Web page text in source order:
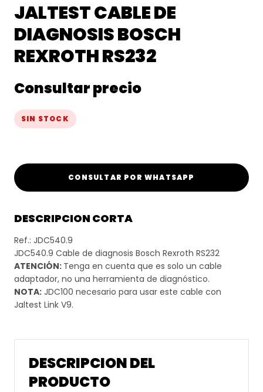
JALTEST CABLE DE
DIAGNOSIS BOSCH
REXROTH RS232
Consultar precio
SIN STOCK
CONSULTAR POR WHATSAPP
DESCRIPCION CORTA
Ref.: JDC540.9
JDC540.9 Cable de diagnosis Bosch Rexroth RS232
ATENCIÓN: Tenga en cuenta que es solo un cable
adaptador, no una herramienta de diagnóstico.
NOTA: JDC100 necesario para usar este cable con
Jaltest Link V9.
DESCRIPCION DEL
PRODUCTO